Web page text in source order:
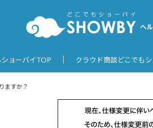
ヘ
ョーバイTOP クラウド商談どこでも
ますか？